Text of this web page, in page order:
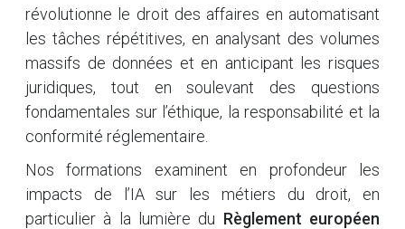
révolutionne le droit des affaires en automatisant
les tâches répétitives, en analysant des volumes
massifs de données et en anticipant les risques
juridiques, tout en soulevant des questions
fondamentales sur l’éthique, la responsabilité et la
conformité réglementaire.
Nos formations examinent en profondeur les
impacts de l’IA sur les métiers du droit, en
particulier à la lumière du Règlement européen